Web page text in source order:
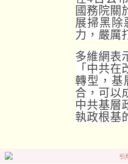
國務院關
展掃黑
力，嚴厲
多維網表
「中共
轉型，
合，可以
中共基層
執政根基
引